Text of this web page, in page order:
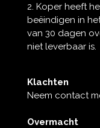
2. Koper heeft
beëindigen in
van 30 dagen
niet leverbaar is.
Klachten
Neem contact
Overmacht